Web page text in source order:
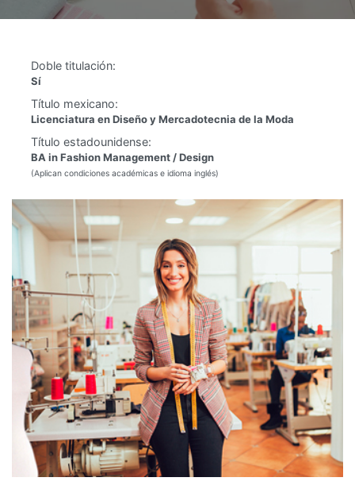
Doble titulación:
Sí
Título mexicano:
Licenciatura en Diseño y Mercadotecnia de la Moda
Título estadounidense:
BA in Fashion Management / Design
(Aplican condiciones académicas e idioma inglés)